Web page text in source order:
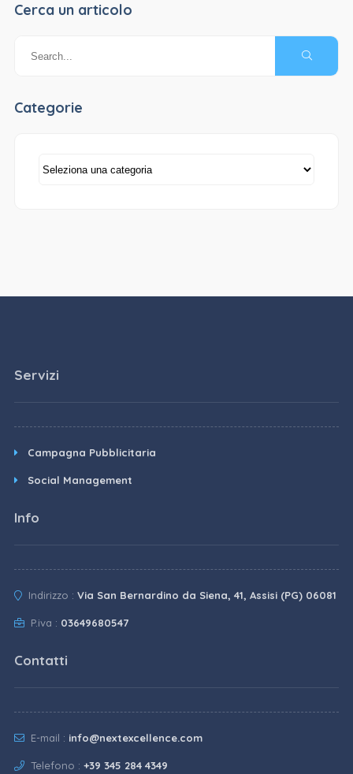
Cerca un articolo
Categorie
Servizi
Campagna Pubblicitaria
Social Management
Info
Indirizzo : Via San Bernardino da Siena, 41, Assisi (PG) 06081
P.iva : 03649680547
Contatti
E-mail : info@nextexcellence.com
Telefono : +39 345 284 4349